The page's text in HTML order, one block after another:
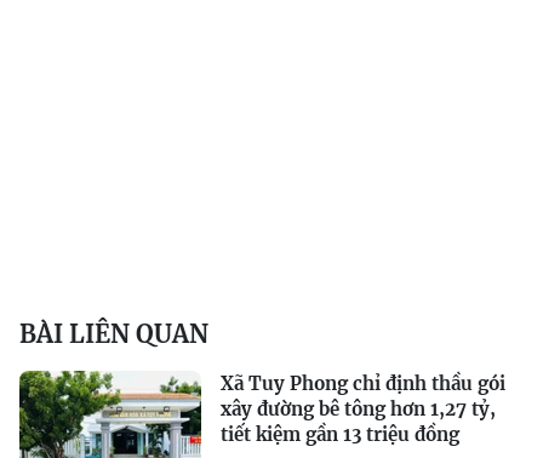
BÀI LIÊN QUAN
Xã Tuy Phong chỉ định thầu gói
xây đường bê tông hơn 1,27 tỷ,
tiết kiệm gần 13 triệu đồng